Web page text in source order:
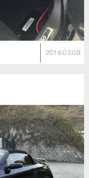
2016.03.08